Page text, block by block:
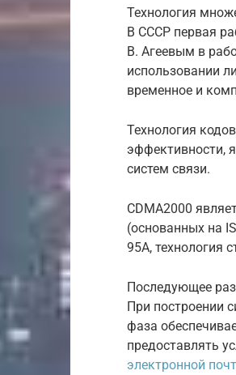
Технология
В СССР первая
В. Агеевым в
использовании
временное и
Технология
эффективности,
систем связи.
CDMA2000
(основанных на
95A, технология
Последующее
При построении
фаза
предоставлять
электронной